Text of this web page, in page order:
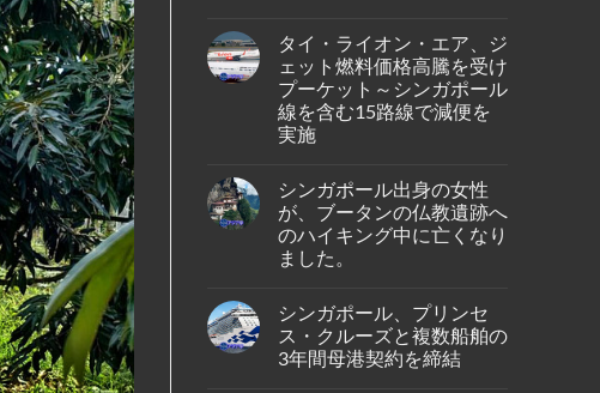
on
シ
ン
ガ
ポ
ー
ル
性
が
イ
ン
ド
ネ
の
バ
タ
ム
島
タイ・ライオン・エア、ジ
ェット燃料価格高騰を受け
プーケット～シンガポール
線を含む15路線で減便を
実施
on
タ
イ・
ラ
イ
オ
ア、
ジ
ェ
ッ
シンガポール出身の女性
が、ブータンの仏教遺跡へ
のハイキング中に亡くなり
ました。
on
シ
ン
ガ
シンガポール、プリンセ
ス・クルーズと複数船舶の
3年間母港契約を締結